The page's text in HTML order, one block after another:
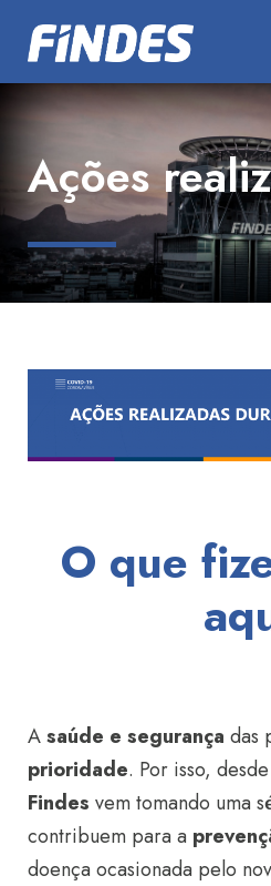
Ações
O que
Asaúde e segurança das
prioridade. Por isso,
Findes vem tomando uma
contribuem para a
doença ocasionada pelo